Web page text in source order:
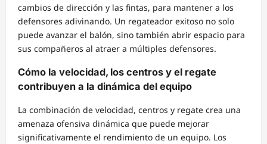
cambios de dirección y las fintas, para mantener a los
defensores adivinando. Un regateador exitoso no solo
puede avanzar el balón, sino también abrir espacio para
sus compañeros al atraer a múltiples defensores.
Cómo la velocidad, los centros y el regate
contribuyen a la dinámica del equipo
La combinación de velocidad, centros y regate crea una
amenaza ofensiva dinámica que puede mejorar
significativamente el rendimiento de un equipo. Los